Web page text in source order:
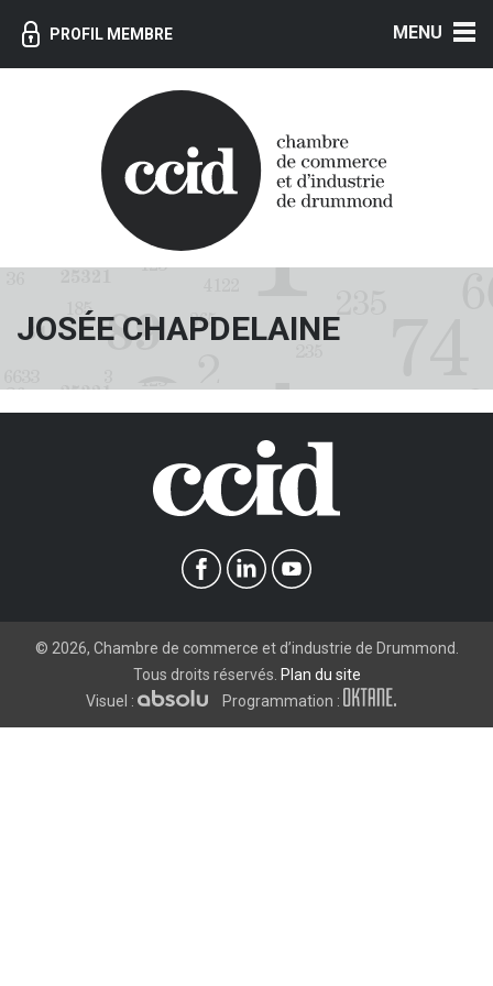
PROFIL MEMBRE
JOSÉE CHAPDELAINE
© 2026, Chambre de commerce et d’industrie de Drummond.
Tous droits réservés. Plan du site
Visuel :
Programmation :
MENU